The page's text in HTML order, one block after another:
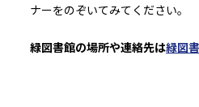
ナーをのぞいてみてください。
緑図書館の場所や連絡先は緑図